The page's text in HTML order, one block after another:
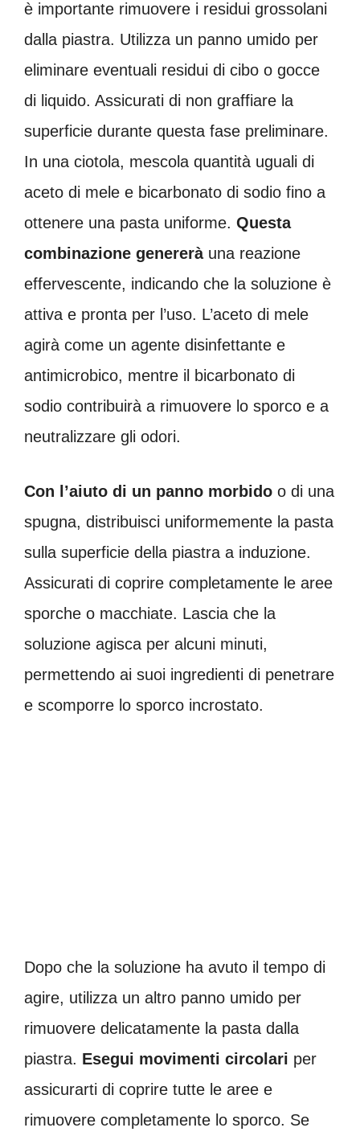
è importante rimuovere i residui grossolani
dalla piastra. Utilizza un panno umido per
eliminare eventuali residui di cibo o gocce
di liquido. Assicurati di non graffiare la
superficie durante questa fase preliminare.
In una ciotola, mescola quantità uguali di
aceto di mele e bicarbonato di sodio fino a
ottenere una pasta uniforme. Questa
combinazione genereràuna reazione
effervescente, indicando che la soluzione è
attiva e pronta per l’uso. L’aceto di mele
agirà come un agente disinfettante e
antimicrobico, mentre il bicarbonato di
sodio contribuirà a rimuovere lo sporco e a
neutralizzare gli odori.
Con l’aiuto di un panno morbido o di una
spugna, distribuisci uniformemente la pasta
sulla superficie della piastra a induzione.
Assicurati di coprire completamente le aree
sporche o macchiate. Lascia che la
soluzione agisca per alcuni minuti,
permettendo ai suoi ingredienti di penetrare
e scomporre lo sporco incrostato.
Dopo che la soluzione ha avuto il tempo di
agire, utilizza un altro panno umido per
rimuovere delicatamente la pasta dalla
piastra. Esegui movimenti circolari per
assicurarti di coprire tutte le aree e
rimuovere completamente lo sporco. Se